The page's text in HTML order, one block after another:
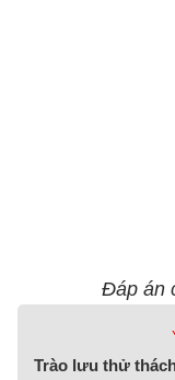
Đáp án
Trào lưu thử